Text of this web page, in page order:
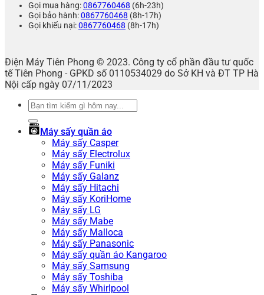
Gọi mua hàng:0867760468 (6h-23h)
Gọi bảo hành:0867760468 (8h-17h)
Gọi khiếu nại:0867760468 (8h-17h)
Điện Máy Tiên Phong © 2023. Công ty cổ phần đầu tư quốc
tế Tiên Phong - GPKD số 0110534029 do Sở KH và ĐT TP Hà
Nội cấp ngày 07/11/2023
Tìm
Máy sấy quần áo
Máy sấy Casper
Máy sấy Electrolux
Máy sấy Funiki
Máy sấy Galanz
Máy sấy Hitachi
Máy sấy KoriHome
Máy sấy LG
Máy sấy Mabe
Máy sấy Malloca
Máy sấy Panasonic
Máy sấy quần áo Kangaroo
Máy sấy Samsung
Máy sấy Toshiba
Máy sấy Whirlpool